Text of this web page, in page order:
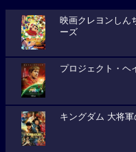
映画クレヨンしん
ーズ
プロジェクト・ヘ
キングダム 大将軍